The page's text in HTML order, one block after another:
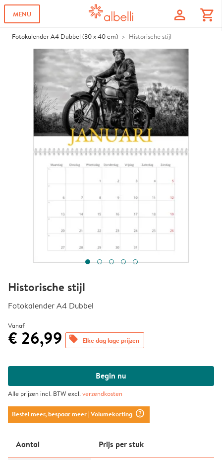
MENU profile shopping_cart
Fotokalender A4 Dubbel (30 x 40 cm) Historische stijl
Historische stijl
Fotokalender A4 Dubbel
Vanaf
€ 26,99 offers Elke dag lage prijzen
Begin nu
Alle prijzen incl. BTW excl.verzendkosten
Bestel meer, bespaar meer| Volumekorting question_mark_circle
Aantal Prijs per stuk